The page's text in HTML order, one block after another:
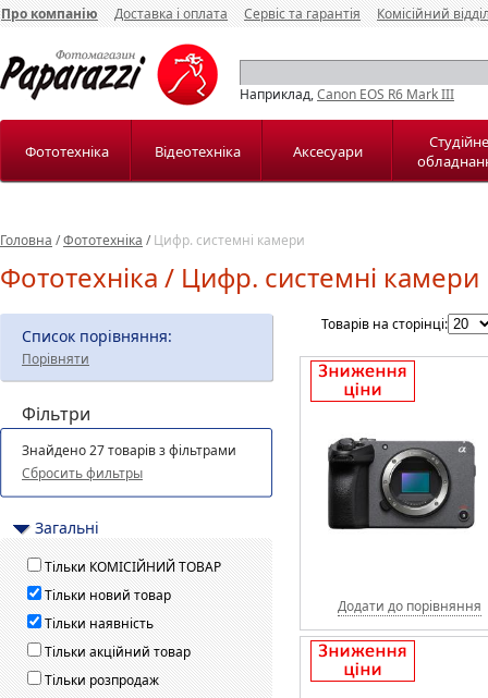
Про компанію Доставка і оплата Сервіс та гарантія Комісійний
Наприклад,Canon EOS R6 Mark III
Фототехніка Відеотехніка Аксесуари
Студійне
Головна /Фототехніка /Цифр. системні камери
Фототехніка / Цифр. системні камери
Список порівняння:
Порівняти
Фільтри
Знайдено 27 товарів з фільтрами
Сбросить фильтры
Загальні
Тільки КОМІСІЙНИЙ ТОВАР
Тільки новий товар
Тільки наявність
Тільки акційний товар
Тільки розпродаж
Товарів на сторінці:
Додати до порівняння